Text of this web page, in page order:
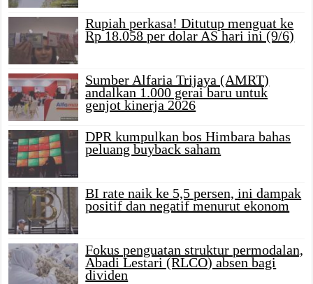
Rupiah perkasa! Ditutup menguat ke
Rp 18.058 per dolar AS hari ini (9/6)
Sumber Alfaria Trijaya (AMRT)
andalkan 1.000 gerai baru untuk
genjot kinerja 2026
DPR kumpulkan bos Himbara bahas
peluang buyback saham
BI rate naik ke 5,5 persen, ini dampak
positif dan negatif menurut ekonom
Fokus penguatan struktur permodalan,
Abadi Lestari (RLCO) absen bagi
dividen